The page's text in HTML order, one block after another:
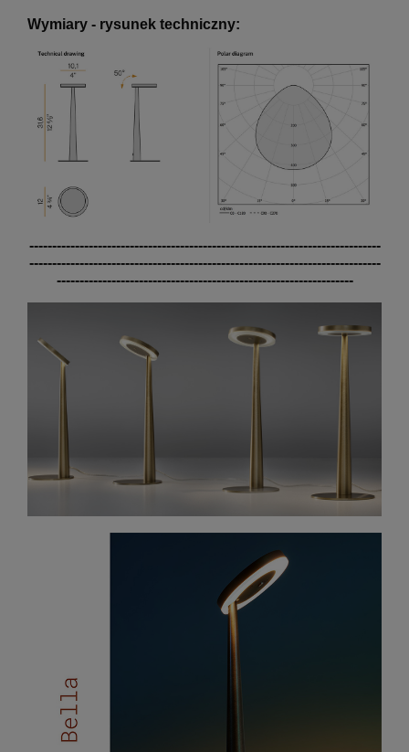
Wymiary - rysunek techniczny:
-----------------------------------------------------------------------------
-----------------------------------------------------------------------------
-----------------------------------------------------------------